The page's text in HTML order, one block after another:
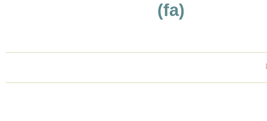
(fa)